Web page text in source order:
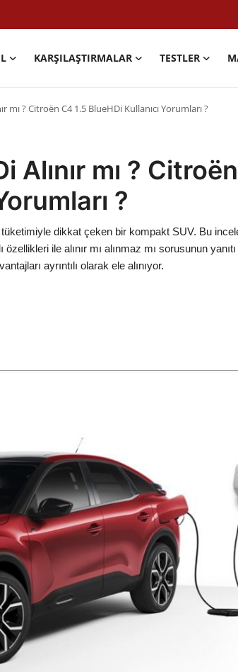
KARŞILAŞTIRMALAR TESTLER
mı ? Citroën C4 1.5 BlueHDi Kullanıcı Yorumları ?
Alınır mı ?
?
dikkat çeken bir kompakt SUV. Bu
ile alınır mı alınmaz mı sorusunun
ayrıntılı olarak ele alınıyor.